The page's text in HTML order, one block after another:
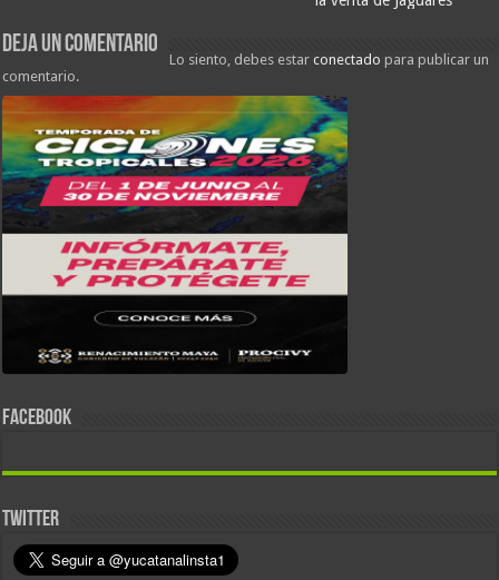
Deja un comentario
Lo siento, debes estarconectado para publicar un
comentario.
FACEBOOK
TWITTER